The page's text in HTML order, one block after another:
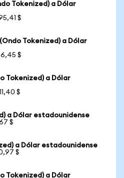
Tokenized) a Dólar
$
Tokenized) a Dólar
$
Tokenized) a Dólar
$
a Dólar estadounidense
$
a Dólar estadounidense
$
Tokenized) a Dólar